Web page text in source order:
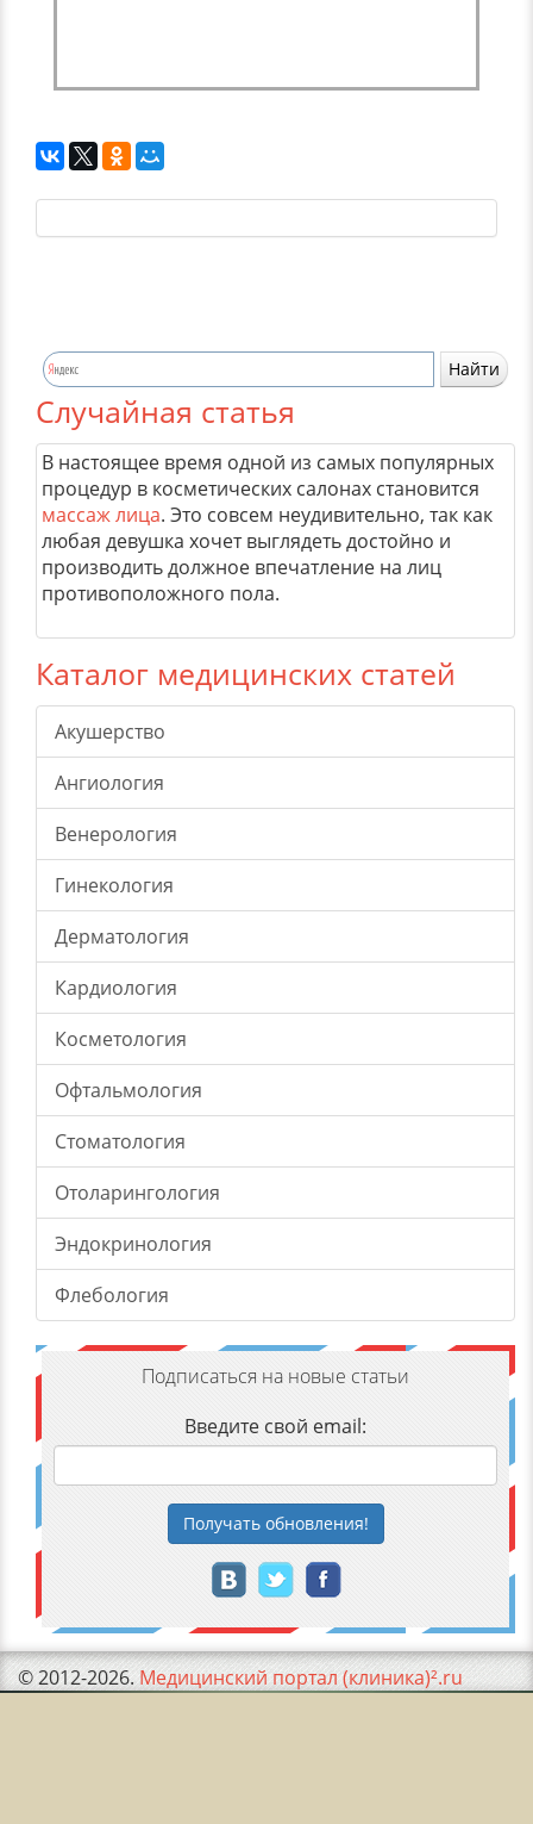
Случайная статья
В настоящее время одной из самых популярных
процедур в косметических салонах становится
массаж лица. Это совсем неудивительно, так как
любая девушка хочет выглядеть достойно и
производить должное впечатление на лиц
противоположного пола.
Каталог медицинских статей
Акушерство
Ангиология
Венерология
Гинекология
Дерматология
Кардиология
Косметология
Офтальмология
Стоматология
Отоларингология
Эндокринология
Флебология
Подписаться на новые статьи
Введите свой email:
Получатьобновления!
© 2012-2026. Медицинский портал (клиника)².ru